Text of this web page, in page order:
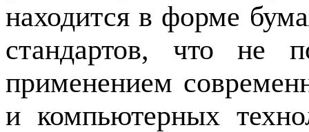
находится в форме
стандартов, что не
применением
и компьютерных